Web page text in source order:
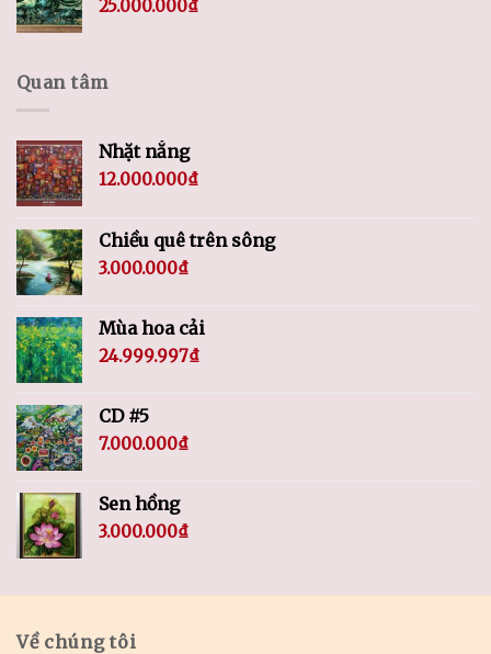
25.000.000₫
Quan tâm
Nhặt nắng
12.000.000₫
Chiều quê trên sông
3.000.000₫
Mùa hoa cải
24.999.997₫
CD #5
7.000.000₫
Sen hồng
3.000.000₫
Về chúng tôi